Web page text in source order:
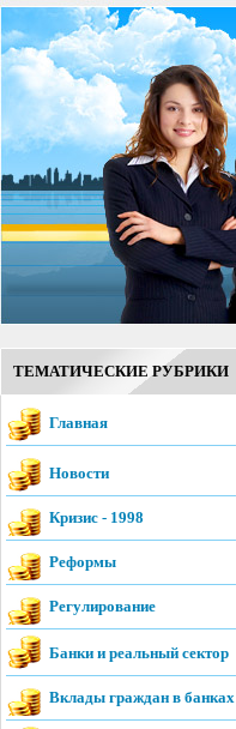
ТЕМАТИЧЕСКИЕ РУБРИКИ
Главная
Новости
Кризис - 1998
Реформы
Регулирование
Банки и реальный сектор
Вклады граждан в банках